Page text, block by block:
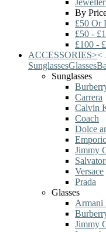
By
£50 Or
£50 -
£100 -
ACCESSORIES><
SunglassesGlasses
Sunglasses
Carrera
Calvin
Coach
Dolce
Jimmy
Versace
Prada
Glasses
Armani
Jimmy